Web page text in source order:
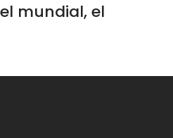
mundial, el